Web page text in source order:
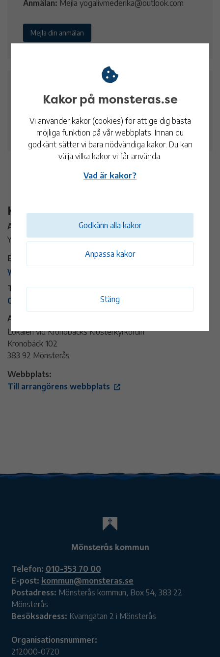
Anmälan: Mejla yogalivmederika@outlook.com
Mejla din anmälan
Datum och tid
Lokalen vid Kronobäcks Klosterkyrkoruin
Kontaktinformation
Arrangör:
YogaLiv med Erika
E-post:
yogalivmederika@outlook.com
Telefon:
076-1768085
Adress:
Lokalen vid Kronobäcks Klosterkyrkoruin
Kronobäck 102
383 92 Mönsterås
Webbplats:
Till arrangörens webbplats
Mönsterås kommun
Telefon: 010-353 70 00
E-post: kommun@monsteras.se
Postadress: Mönsterås kommun, Box 54, 383 22
Mönsterås
Besöksadress: Kvarngatan 2 i Mönsterås
Organisationsnummer:
212000-0720
Kakor på monsteras.se
Vi använder kakor (cookies) för att ge dig bästa
möjliga funktion på vår webbplats. Innan du
godkänt sätter vi bara nödvändiga kakor. Du kan
välja vilka kakor vi får använda.
Vad är kakor?
Anpassa kakor
Stäng
Godkänn alla kakor